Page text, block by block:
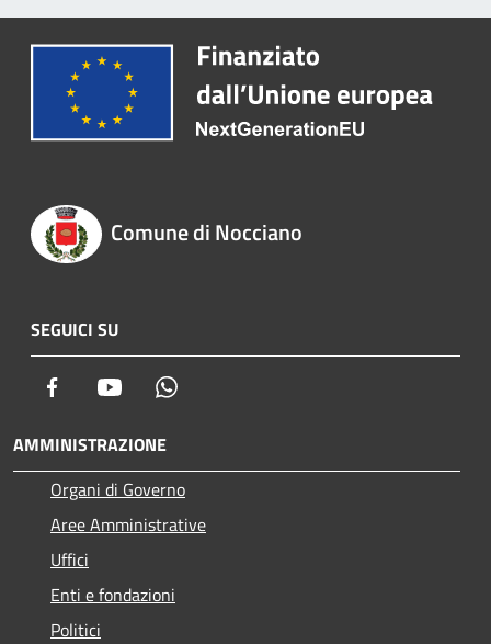
Comune di Nocciano
SEGUICI SU
Facebook Youtube
AMMINISTRAZIONE
Organi di Governo
Aree Amministrative
Uffici
Enti e fondazioni
Politici